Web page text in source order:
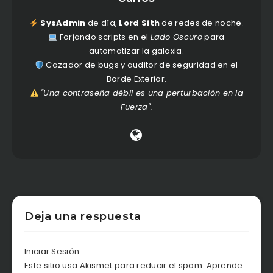
SysAdmin de día, Lord Sithde redes de noche.
Forjando scripts en el Lado Oscuropara
automatizar la galaxia.
Cazador de bugs y auditor de seguridad en el
Borde Exterior.
"Una contraseña débil es una perturbación en la
Fuerza".
Deja una respuesta
Iniciar Sesión
Este sitio usa Akismet para reducir el spam. Aprende